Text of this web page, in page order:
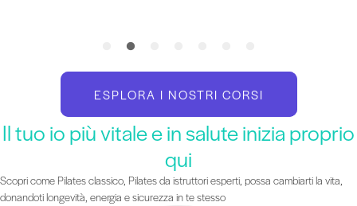
ESPLORA I NOSTRI CORSI
Il tuo io più vitale e in salute inizia proprio
qui
Scopri come Pilates classico, Pilates da istruttori esperti, possa cambiarti la vita,
donandoti longevità, energia e sicurezza in te stesso